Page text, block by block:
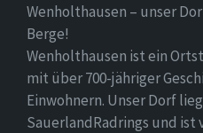
Wenholthausen – unser
Berge!
Wenholthausen ist ein
mit über 700-jähriger
Einwohnern. Unser Dorf
SauerlandRadrings und ist